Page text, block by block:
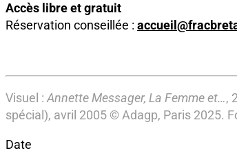
Accès libre et gratuit
Réservation conseillée :
Visuel : Annette Messager, La Femme et…,
spécial), avril 2005 © Adagp, Paris 2025.
Date